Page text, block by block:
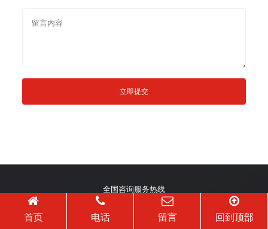
立即提交
全国咨询服务热线
18948895764
首页 电话 留言 回到顶部